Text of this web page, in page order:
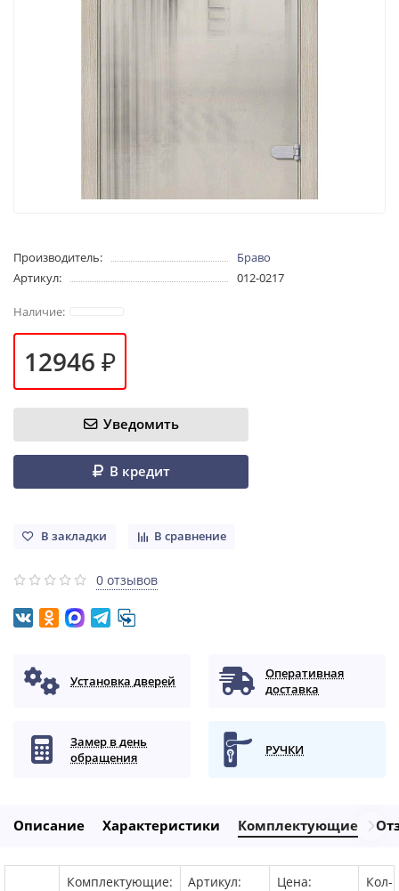
Производитель:
Браво
Артикул:
012-0217
12946 ₽
Уведомить
В кредит
В закладки В сравнение
0 отзывов
Установка дверей
Оперативная
доставка
Замер в день
обращения
РУЧКИ
Описание Характеристики Комплектующие
Комплектующие: Артикул: Цена:
Кол-